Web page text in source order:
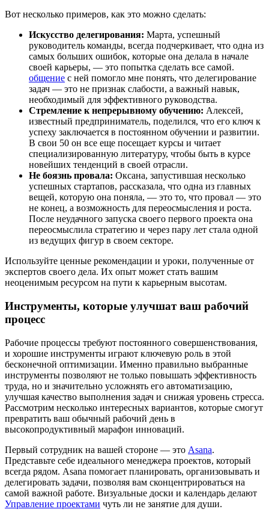
Вот несколько примеров, как это можно сделать:
Искусство делегирования: Марта, успешный
руководитель команды, всегда подчеркивает, что одна из
самых больших ошибок, которые она делала в начале
своей карьеры, — это попытка сделать все самой.
общение с ней помогло мне понять, что делегирование
задач — это не признак слабости, а важный навык,
необходимый для эффективного руководства.
Стремление к непрерывному обучению: Алексей,
известный предприниматель, поделился, что его ключ к
успеху заключается в постоянном обучении и развитии.
В свои 50 он все еще посещает курсы и читает
специализированную литературу, чтобы быть в курсе
новейших тенденций в своей отрасли.
Не боязнь провала: Оксана, запустившая несколько
успешных стартапов, рассказала, что одна из главных
вещей, которую она поняла, — это то, что провал — это
не конец, а возможность для переосмысления и роста.
После неудачного запуска своего первого проекта она
переосмыслила стратегию и через пару лет стала одной
из ведущих фигур в своем секторе.
Используйте ценные рекомендации и уроки, полученные от
экспертов своего дела. Их опыт может стать вашим
неоценимым ресурсом на пути к карьерным высотам.
Инструменты, которые улучшат ваш рабочий
процесс
Рабочие процессы требуют постоянного совершенствования,
и хорошие инструменты играют ключевую роль в этой
бесконечной оптимизации. Именно правильно выбранные
инструменты позволяют не только повышать эффективность
труда, но и значительно усложнять его автоматизацию,
улучшая качество выполнения задач и снижая уровень стресса.
Рассмотрим несколько интересных вариантов, которые смогут
превратить ваш обычный рабочий день в
высокопродуктивный марафон инноваций.
Первый сотрудник на вашей стороне — это Asana.
Представьте себе идеального менеджера проектов, который
всегда рядом. Asana помогает планировать, организовывать и
делегировать задачи, позволяя вам сконцентрироваться на
самой важной работе. Визуальные доски и календарь делают
Управление проектами чуть ли не занятие для души.